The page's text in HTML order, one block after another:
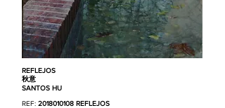
REFLEJOS
秋意
SANTOS HU
REF: 2018010108 REFLEJOS